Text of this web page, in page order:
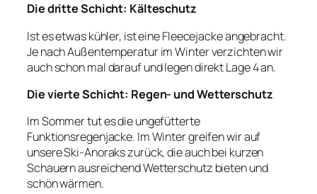
Die dritte Schicht: Kälteschutz
Ist es etwas kühler, ist eine Fleecejacke angebracht.
Je nach Außentemperatur im Winter verzichten wir
auch schon mal darauf und legen direkt Lage 4 an.
Die vierte Schicht: Regen- und Wetterschutz
Im Sommer tut es die ungefütterte
Funktionsregenjacke. Im Winter greifen wir auf
unsere Ski-Anoraks zurück, die auch bei kurzen
Schauern ausreichend Wetterschutz bieten und
schön wärmen.